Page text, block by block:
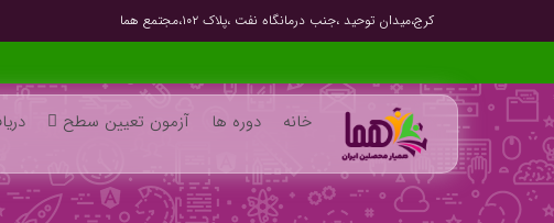
کرج،میدان توحید ،جنب درمانگاه نفت ،پلاک ۱۰۲،مجتمع هما
خانه دوره ها آزمون تعیین سطح